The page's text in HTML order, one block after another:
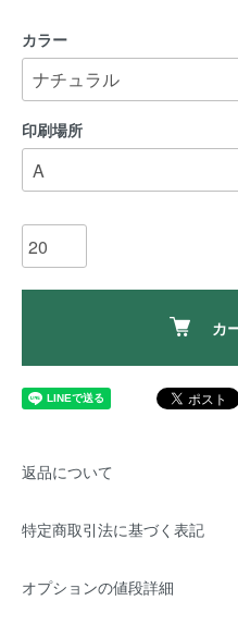
カラー
印刷場所
カ
返品について
特定商取引法に基づく表記
オプションの値段詳細